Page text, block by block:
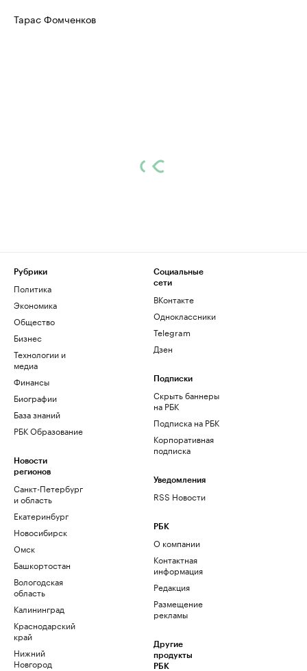
Тарас Фомченков
Рубрики
Политика
Экономика
Общество
Бизнес
Технологии и
медиа
Финансы
Биографии
База знаний
РБК Образование
Новости
регионов
Санкт-Петербург
и область
Екатеринбург
Новосибирск
Омск
Башкортостан
Вологодская
область
Калининград
Краснодарский
край
Нижний
Новгород
Социальные
сети
ВКонтакте
Одноклассники
Telegram
Дзен
Подписки
Скрыть баннеры
на РБК
Подписка на РБК
Корпоративная
подписка
Уведомления
RSS Новости
РБК
О компании
Контактная
информация
Редакция
Размещение
рекламы
Другие
продукты
РБК